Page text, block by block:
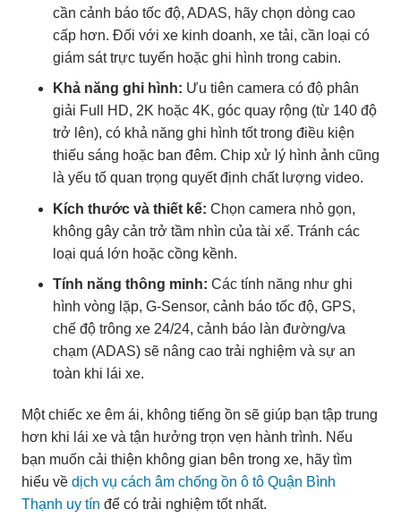
cần cảnh báo tốc độ, ADAS, hãy chọn dòng cao
cấp hơn. Đối với xe kinh doanh, xe tải, cần loại có
giám sát trực tuyến hoặc ghi hình trong cabin.
Khả năng ghi hình: Ưu tiên camera có độ phân
giải Full HD, 2K hoặc 4K, góc quay rộng (từ 140 độ
trở lên), có khả năng ghi hình tốt trong điều kiện
thiếu sáng hoặc ban đêm. Chip xử lý hình ảnh cũng
là yếu tố quan trọng quyết định chất lượng video.
Kích thước và thiết kế: Chọn camera nhỏ gọn,
không gây cản trở tầm nhìn của tài xế. Tránh các
loại quá lớn hoặc cồng kềnh.
Tính năng thông minh: Các tính năng như ghi
hình vòng lặp, G-Sensor, cảnh báo tốc độ, GPS,
chế độ trông xe 24/24, cảnh báo làn đường/va
chạm (ADAS) sẽ nâng cao trải nghiệm và sự an
toàn khi lái xe.
Một chiếc xe êm ái, không tiếng ồn sẽ giúp bạn tập trung
hơn khi lái xe và tận hưởng trọn vẹn hành trình. Nếu
bạn muốn cải thiện không gian bên trong xe, hãy tìm
hiểu về dịch vụ cách âm chống ồn ô tô Quận Bình
Thạnh uy tín để có trải nghiệm tốt nhất.